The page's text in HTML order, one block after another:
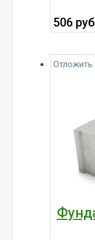
506
Отложить